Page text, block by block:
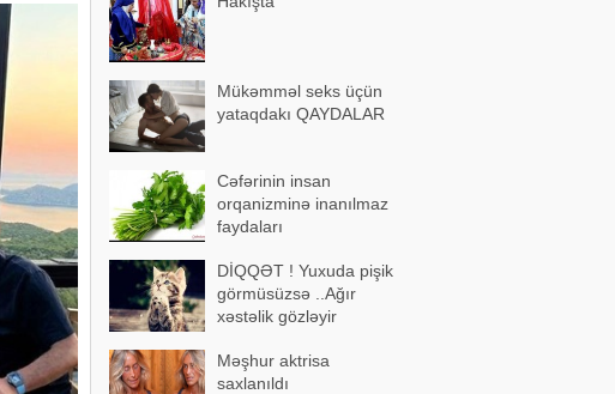
Mükəmməl seks üçün
yataqdakı QAYDALAR
Cəfərinin insan
orqanizminə inanılmaz
faydaları
DİQQƏT ! Yuxuda pişik
görmüsüzsə ..Ağır
xəstəlik gözləyir
Məşhur aktrisa
saxlanıldı